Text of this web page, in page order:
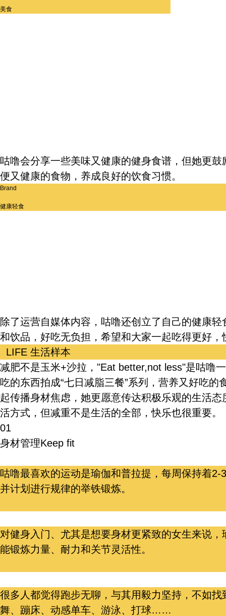
美食
咕噜会分享一些美味又健康的健身食谱，但她更
便又健康的食物，养成良好的饮食习惯。
Brand
健康轻食
除了运营自媒体内容，咕噜还创立了自己的健康
和饮品，好吃无负担，希望和大家一起吃得更好，
LIFE 生活样本
减肥不是玉米+沙拉，"Eat better,not less"是咕噜
吃的东西拍成“七日减脂三餐”系列，营养又好吃
起传播身材焦虑，她更愿意传达积极乐观的生活
活方式，但减重不是生活的全部，快乐也很重要。
01
身材管理Keep fit
咕噜最喜欢的运动是瑜伽和普拉提，每周保持着
并计划进行规律的举铁锻炼。
对健身入门、尤其是想要身材更紧致的女生来说
能锻炼力量、耐力和关节灵活性。
很多人都觉得跑步无聊，与其用毅力坚持，不如
舞、蹦床、动感单车、游泳、打球……